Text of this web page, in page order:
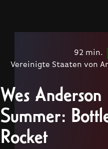
92 min.
Vereinigte Staaten von
Wes Anderson
Summer:
Rocket